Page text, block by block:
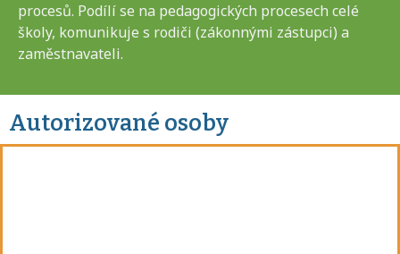
procesů. Podílí se na pedagogických procesech celé
školy, komunikuje s rodiči (zákonnými zástupci) a
zaměstnavateli.
Autorizované osoby